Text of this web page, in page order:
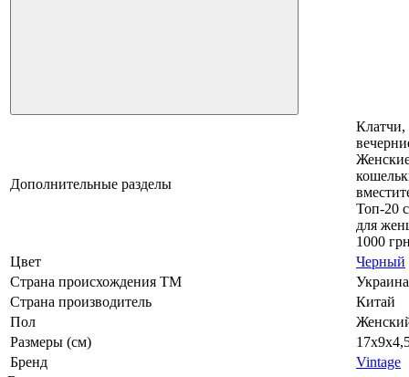
Дополнительные разделы
Клатчи,
Топ-20
для
1000
Цвет
Черный
Страна происхождения ТМ
Украина
Страна производитель
Китай
Пол
Размеры (см)
Бренд
Vintage